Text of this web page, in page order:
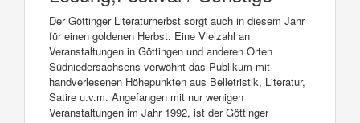
Der Göttinger Literaturherbst sorgt auch in diesem Jahr
für einen goldenen Herbst. Eine Vielzahl an
Veranstaltungen in Göttingen und anderen Orten
Südniedersachsens verwöhnt das Publikum mit
handverlesenen Höhepunkten aus Belletristik, Literatur,
Satire u.v.m. Angefangen mit nur wenigen
Veranstaltungen im Jahr 1992, ist der Göttinger